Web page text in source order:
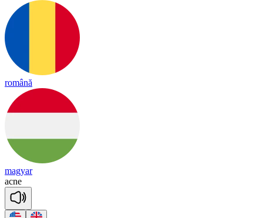
română
magyar
acne